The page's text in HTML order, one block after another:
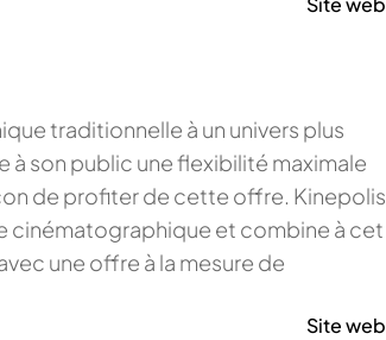
traditionnelle à un univers plus
son public une flexibilité maximale
de profiter de cette offre. Kinepolis
cinématographique et combine à cet
une offre à la mesure de
Site web